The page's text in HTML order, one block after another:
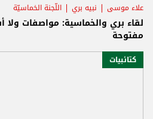
علاء موسى نبيه بري اللّجنة الخماسيّة
لقاء بري والخماسية: مواصفات
مفتوحة
كتائبيات